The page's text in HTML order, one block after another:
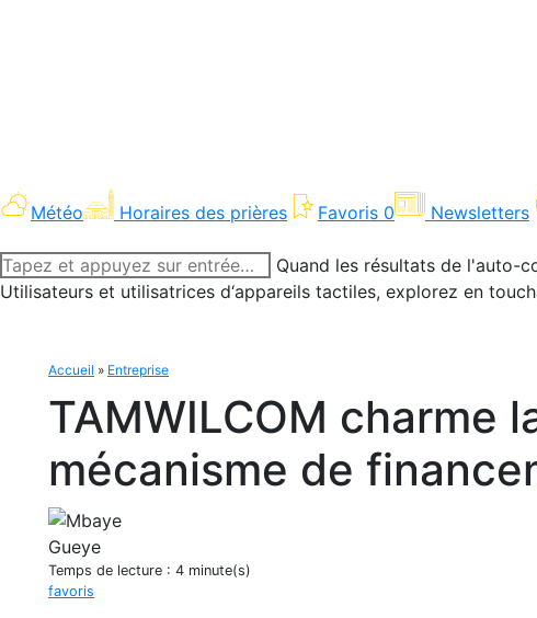
Météo Horaires des prières Favoris 0 Newsletters
Recherche
:
Quand les résultats de l'auto-
Utilisateurs et utilisatrices d‘appareils tactiles, explorez en
Accueil » Entreprise
TAMWILCOM charme
mécanisme de
Temps de lecture : 4 minute(s)
favoris